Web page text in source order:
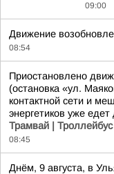
09:00
Движение
08:54
Приостановлено
(остановка «ул.
контактной сети и
энергетиков уже
Трамвай |
08:45
Днём, 9 августа, в